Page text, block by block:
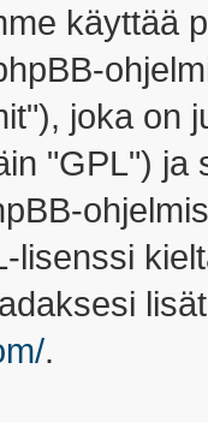
käyttää
joka on
"GPL")
lisenssi
.